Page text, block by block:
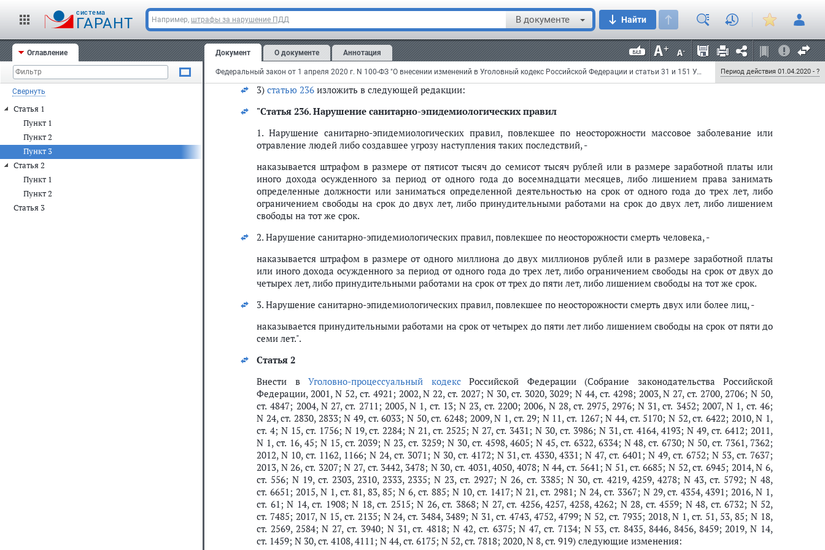
cистема
ГАРАНТ Например, штрафы за нарушение ПДД В документе Найти
Оглавление
Свернуть
Статья 1
Пункт 1
Пункт 2
Пункт 3
Статья 2
Пункт 1
Пункт 2
Статья 3
Документ О документе Аннотация
Федеральный закон от 1 апреля 2020 г. N 100-ФЗ "О внесении изменений в Уголовный кодекс Российской Федерации и статьи 31 и 151 Уголовно-процессуального кодекса Российской Федерации" Период действия 01.04.2020 - ?
2. То же деяние, повлекшее по неосторожности смерть человека или иные тяжкие последствия, -
наказывается штрафом в размере от одного миллиона пятисот тысяч до двух миллионов рублей или в размере
заработной платы или иного дохода осужденного за период от восемнадцати месяцев до трех лет, либо
исправительными работами на срок до двух лет, либо принудительными работами на срок до пяти лет, либо
лишением свободы на тот же срок.";
3) статью 236 изложить в следующей редакции:
"Статья 236. Нарушение санитарно-эпидемиологических правил
1. Нарушение санитарно-эпидемиологических правил, повлекшее по неосторожности массовое заболевание или
отравление людей либо создавшее угрозу наступления таких последствий, -
наказывается штрафом в размере от пятисот тысяч до семисот тысяч рублей или в размере заработной платы или
иного дохода осужденного за период от одного года до восемнадцати месяцев, либо лишением права занимать
определенные должности или заниматься определенной деятельностью на срок от одного года до трех лет, либо
ограничением свободы на срок до двух лет, либо принудительными работами на срок до двух лет, либо лишением
свободы на тот же срок.
2. Нарушение санитарно-эпидемиологических правил, повлекшее по неосторожности смерть человека, -
наказывается штрафом в размере от одного миллиона до двух миллионов рублей или в размере заработной платы
или иного дохода осужденного за период от одного года до трех лет, либо ограничением свободы на срок от двух до
четырех лет, либо принудительными работами на срок от трех до пяти лет, либо лишением свободы на тот же срок.
3. Нарушение санитарно-эпидемиологических правил, повлекшее по неосторожности смерть двух или более лиц, -
наказывается принудительными работами на срок от четырех до пяти лет либо лишением свободы на срок от пяти до
семи лет.".
Статья 2
Внести в Уголовно-процессуальный кодексРоссийской Федерации (Собрание законодательства Российской
Федерации, 2001, N 52, ст. 4921; 2002, N 22, ст. 2027; N 30, ст. 3020, 3029; N 44, ст. 4298; 2003, N 27, ст. 2700, 2706; N 50,
ст. 4847; 2004, N 27, ст. 2711; 2005, N 1, ст. 13; N 23, ст. 2200; 2006, N 28, ст. 2975, 2976; N 31, ст. 3452; 2007, N 1, ст. 46;
N 24, ст. 2830, 2833; N 49, ст. 6033; N 50, ст. 6248; 2009, N 1, ст. 29; N 11, ст. 1267; N 44, ст. 5170; N 52, ст. 6422; 2010, N 1,
ст. 4; N 15, ст. 1756; N 19, ст. 2284; N 21, ст. 2525; N 27, ст. 3431; N 30, ст. 3986; N 31, ст. 4164, 4193; N 49, ст. 6412; 2011,
N 1, ст. 16, 45; N 15, ст. 2039; N 23, ст. 3259; N 30, ст. 4598, 4605; N 45, ст. 6322, 6334; N 48, ст. 6730; N 50, ст. 7361, 7362;
2012, N 10, ст. 1162, 1166; N 24, ст. 3071; N 30, ст. 4172; N 31, ст. 4330, 4331; N 47, ст. 6401; N 49, ст. 6752; N 53, ст. 7637;
2013, N 26, ст. 3207; N 27, ст. 3442, 3478; N 30, ст. 4031, 4050, 4078; N 44, ст. 5641; N 51, ст. 6685; N 52, ст. 6945; 2014, N 6,
ст. 556; N 19, ст. 2303, 2310, 2333, 2335; N 23, ст. 2927; N 26, ст. 3385; N 30, ст. 4219, 4259, 4278; N 43, ст. 5792; N 48,
ст. 6651; 2015, N 1, ст. 81, 83, 85; N 6, ст. 885; N 10, ст. 1417; N 21, ст. 2981; N 24, ст. 3367; N 29, ст. 4354, 4391; 2016, N 1,
ст. 61; N 14, ст. 1908; N 18, ст. 2515; N 26, ст. 3868; N 27, ст. 4256, 4257, 4258, 4262; N 28, ст. 4559; N 48, ст. 6732; N 52,
ст. 7485; 2017, N 15, ст. 2135; N 24, ст. 3484, 3489; N 31, ст. 4743, 4752, 4799; N 52, ст. 7935; 2018, N 1, ст. 51, 53, 85; N 18,
ст. 2569, 2584; N 27, ст. 3940; N 31, ст. 4818; N 42, ст. 6375; N 47, ст. 7134; N 53, ст. 8435, 8446, 8456, 8459; 2019, N 14,
ст. 1459; N 30, ст. 4108, 4111; N 44, ст. 6175; N 52, ст. 7818; 2020, N 8, ст. 919) следующие изменения: